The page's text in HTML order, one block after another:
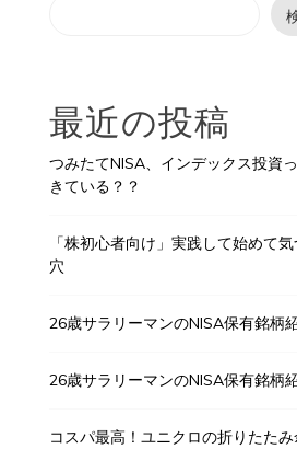
最近の投稿
つみたてNISA、インデックス投資
きている？？
「株初心者向け」実践して始めて
穴
26歳サラリーマンのNISA保有銘柄
26歳サラリーマンのNISA保有銘柄
コスパ最高！ユニクロの折りたたみ